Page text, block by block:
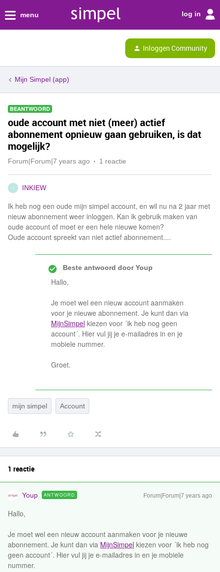
menu log in
Inloggen Community
Mijn Simpel (app)
BEANTWOORD
oude account met niet (meer) actief
abonnement opnieuw gaan gebruiken, is dat
mogelijk?
Forum|Forum|7 years ago 1 reactie
I INKIEW
Ik heb nog een oude mijn simpel account, en wil nu na 2 jaar met
nieuw abonnement weer inloggen. Kan ik gebruik maken van
oude account of moet er een hele nieuwe komen?
Oude account spreekt van niet actief abonnement....
Beste antwoord doorYoup
Hallo,
Je moet wel een nieuw account aanmaken
voor je nieuwe abonnement. Je kunt dan via
MijnSimpel kiezen voor ´ik heb nog geen
account´. Hier vul jij je e-mailadres in en je
mobiele nummer.
Groet.
mijn simpel Account
1 reactie
Youp ANTWOORD Forum|Forum|7 years ago
Hallo,
Je moet wel een nieuw account aanmaken voor je nieuwe
abonnement. Je kunt dan via MijnSimpel kiezen voor ´ik heb nog
geen account´. Hier vul jij je e-mailadres in en je mobiele
nummer.